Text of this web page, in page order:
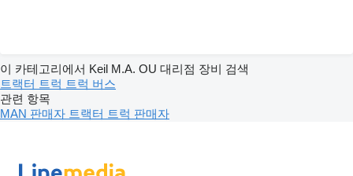
이 카테고리에서 Keil M.A. OU 대리점 장비 검색
트랙터 트럭 트럭 버스
관련 항목
MAN 판매자 트랙터 트럭 판매자